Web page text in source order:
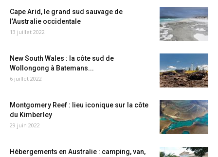
Cape Arid, le grand sud sauvage de
l’Australie occidentale
13 juillet 2022
New South Wales : la côte sud de
Wollongong à Batemans...
6 juillet 2022
Montgomery Reef : lieu iconique sur la côte
du Kimberley
29 juin 2022
Hébergements en Australie : camping, van,